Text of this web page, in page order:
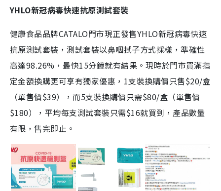
YHLO新冠病毒快速抗原測試套裝
健康食品品牌CATALO門市現正發售YHLO新冠病毒快速
抗原測試套裝，測試套裝以鼻咽拭子方式採樣，準確性
高達98.26%，最快15分鐘就有結果。現時於門市買滿指
定金額換購更可享有獨家優惠，1支裝換購價只售$20/盒
（單售價$39），而5支裝換購價只需$80/盒（單售價
$180），平均每支測試套裝只需$16就買到，產品數量
有限，售完即止。